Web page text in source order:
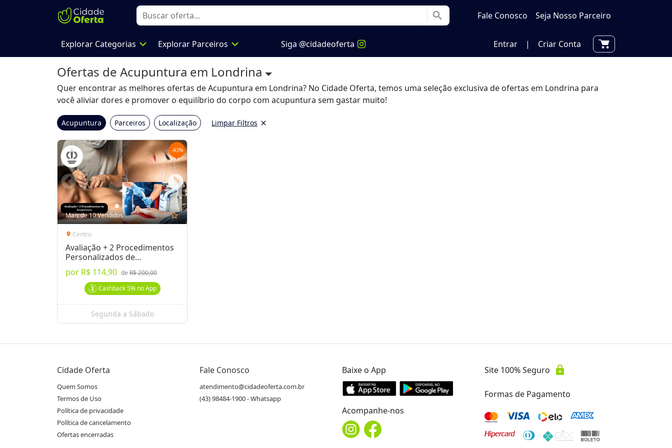
search Fale Conosco Seja Nosso Parceiro
Explorar Categorias expand_more Explorar Parceiros expand_more Siga @cidadeoferta Entrar | Criar Conta
Ofertas de Acupuntura em Londrina
Quer encontrar as melhores ofertas de Acupuntura em Londrina? No Cidade Oferta, temos uma seleção exclusiva de ofertas em Londrina para
você aliviar dores e promover o equilíbrio do corpo com acupuntura sem gastar muito!
Acupuntura Parceiros Localização Limpar Filtros close
-43%
Mais de 10 Vendidos star_outline
location_on Centro
Avaliação + 2 Procedimentos
Personalizados de
Acupuntura e Terapias
por R$ 114,90 de R$ 200,00
Cashback5%no App
Segunda a Sábado
Cidade Oferta
Quem Somos
Termos de Uso
Política de privacidade
Política de cancelamento
Ofertas encerradas
Fale Conosco
atendimento@cidadeoferta.com.br
(43) 98484-1900 - Whatsapp
Baixe o App
Acompanhe-nos
Site 100% Seguro lock
Formas de Pagamento